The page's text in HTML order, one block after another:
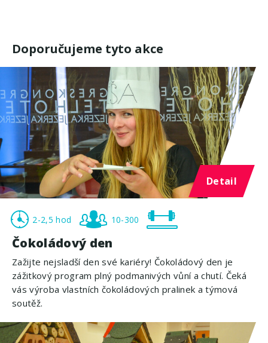
Doporučujeme tyto akce
Detail
2-2,5 hod 10-300
Čokoládový den
Zažijte nejsladší den své kariéry! Čokoládový den je
zážitkový program plný podmanivých vůní a chutí. Čeká
vás výroba vlastních čokoládových pralinek a týmová
soutěž.